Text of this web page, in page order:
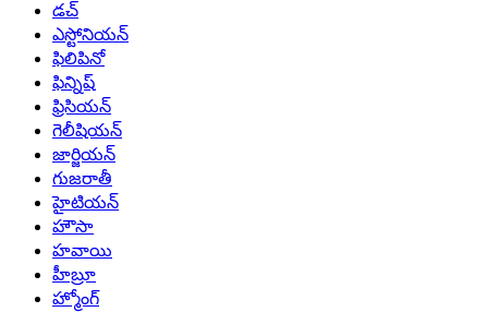
డచ్
ఎస్టోనియన్
ఫిలిపినో
ఫిన్నిష్
ఫ్రిసియన్
గెలీషియన్
జార్జియన్
గుజరాతీ
హైటియన్
హౌసా
హవాయి
హీబ్రూ
హ్మోంగ్